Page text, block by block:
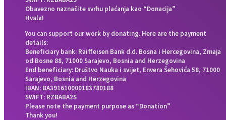
Obavezno naznačite svrhu plaćanja kao “Donacija”
Hvala!
You can support our work by donating. Here are the payment
details:
Beneficiary bank: Raiffeisen Bank d.d. Bosna i Hercegovina, Zmaja
od Bosne 88, 71000 Sarajevo, Bosnia and Herzegovina
End beneficiary: Društvo Nauka i svijet, Envera Šehovića 58, 71000
Sarajevo, Bosnia and Herzegovina
IBAN: BA391610000183780188
SWIFT: RZBABA2S
Please note the payment purpose as “Donation”
Thank you!